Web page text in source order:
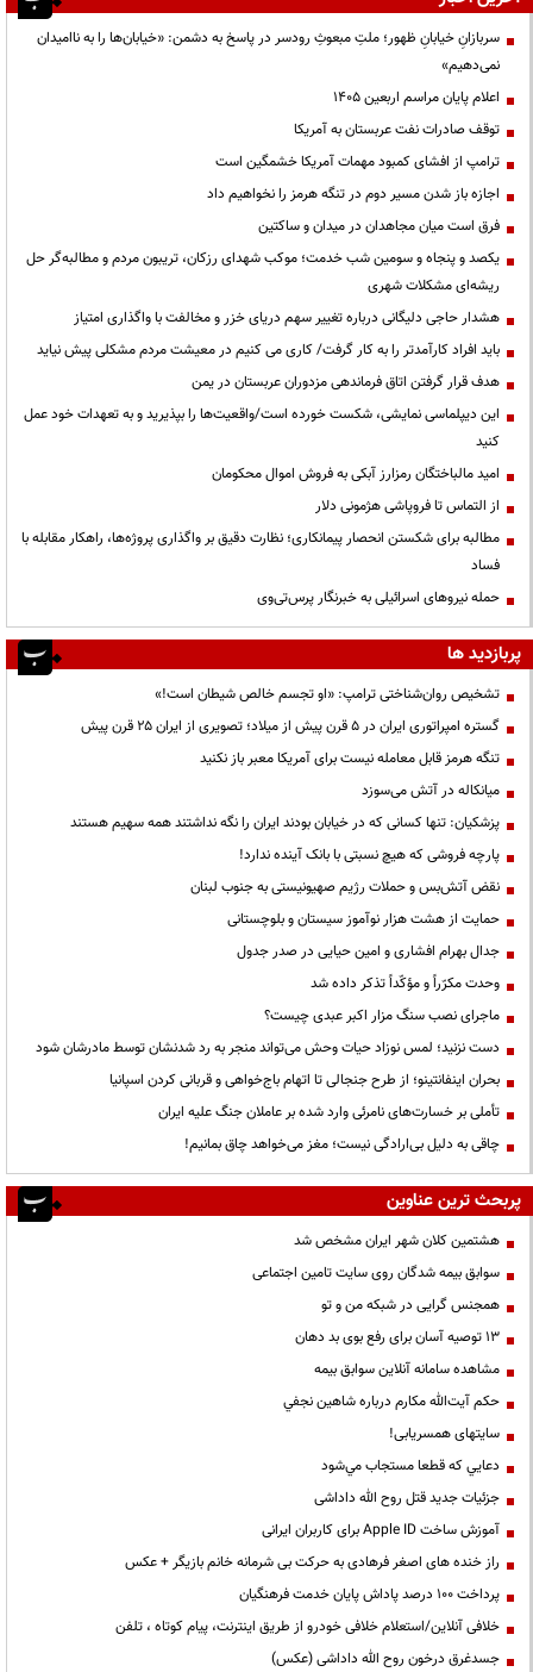
سربازانِ خیابانِ ظهور؛ ملتِ مبعوثِ رودسر در پاسخ به دشمن: «خیابان‌ها را به ناامیدان
نمی‌دهیم»
اعلام پایان مراسم اربعین ۱۴۰۵
توقف صادرات نفت عربستان به آمریکا
ترامپ از افشای کمبود مهمات آمریکا خشمگین است
اجازه باز شدن مسیر دوم در تنگه هرمز را نخواهیم داد
فرق است میان مجاهدان در میدان و ساکتین
یکصد و پنجاه و سومین شب خدمت؛ موکب شهدای رزکان، تریبون مردم و مطالبه‌گر حل
ریشه‌ای مشکلات شهری
هشدار حاجی دلیگانی درباره تغییر سهم دریای خزر و مخالفت با واگذاری امتیاز
باید افراد کارآمدتر را به کار گرفت/ کاری می کنیم در معیشت مردم مشکلی پیش نیاید
هدف قرار گرفتن اتاق‌ فرماندهی مزدوران عربستان در یمن
این دیپلماسی نمایشی، شکست خورده است/واقعیت‌ها را بپذیرید و به تعهدات خود عمل
کنید
امید مالباختگان رمزارز آبکی به فروش اموال محکومان
از التماس تا فروپاشی هژمونی دلار
مطالبه برای شکستن انحصار پیمانکاری؛ نظارت دقیق بر واگذاری پروژه‌ها، راهکار مقابله با
فساد
حمله نیروهای اسرائیلی به خبرنگار پرس‌تی‌وی
پربازدید ها
تشخیص روان‌شناختی ترامپ: «او تجسم خالص شیطان است!»
گستره امپراتوری ایران در ۵ قرن پیش از میلاد؛ تصویری از ایران ۲۵ قرن پیش
تنگه هرمز قابل معامله نیست برای آمریکا معبر باز نکنید
میانکاله در آتش می‌سوزد
پزشکیان: تنها کسانی که در خیابان بودند ایران را نگه نداشتند همه سهیم هستند
پارچه فروشی که هیچ نسبتی با بانک آینده ندارد!
نقض آتش‌بس و حملات رژیم صهیونیستی به جنوب لبنان
حمایت از هشت هزار نوآموز سیستان و بلوچستانی
جدال بهرام افشاری و امین حیایی در صدر جدول
وحدت مکرّراً و مؤکّداً تذکر داده شد
ماجرای نصب سنگ مزار اکبر عبدی چیست؟
دست نزنید؛ لمس نوزاد حیات وحش می‌تواند منجر به رد شدنشان توسط مادرشان شود
بحران اینفانتینو؛ از طرح جنجالی تا اتهام باج‌خواهی و قربانی کردن اسپانیا
تأملی بر خسارت‌های نامرئی وارد شده بر عاملان جنگ علیه ایران
چاقی به دلیل بی‌ارادگی نیست؛ مغز می‌خواهد چاق بمانیم!
پربحث ترین عناوین
هشتمین کلان شهر ایران مشخص شد
سوابق بیمه شدگان روی سایت تامین اجتماعی
همجنس گرایی در شبکه من و تو
13 توصیه آسان برای رفع بوی بد دهان
مشاهده سامانه آنلاين سوابق بیمه
حكم آيت‌الله مكارم درباره شاهين نجفي
سایتهای همسریابی!
دعايي كه قطعا مستجاب مي‌شود
جزئیات جدید قتل روح الله داداشی
آموزش ساخت Apple ID برای کاربران ایرانی
راز خنده های اصغر فرهادی به حرکت بی شرمانه خانم بازیگر + عکس
پرداخت ۱۰۰ درصد پاداش پایان خدمت فرهنگیان
خلافی آنلاین/استعلام خلافی خودرو از طریق اینترنت، پیام کوتاه ، تلفن
جسدغرق درخون روح الله داداشی (عکس)